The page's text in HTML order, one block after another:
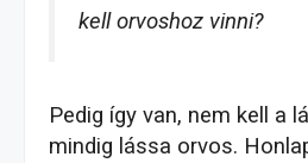
kell orvoshoz vinni?
Pedig így van, nem kell a
mindig lássa orvos.